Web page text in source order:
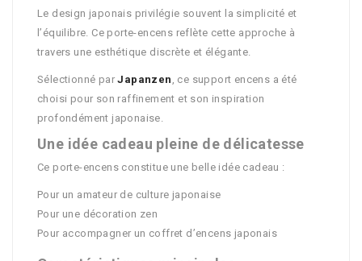
Le design japonais privilégie souvent la simplicité et
l’équilibre. Ce porte-encens reflète cette approche à
travers une esthétique discrète et élégante.
Sélectionné parJapanzen , ce support encens a été
choisi pour son raffinement et son inspiration
profondément japonaise.
Une idée cadeau pleine de délicatesse
Ce porte-encens constitue une belle idée cadeau :
Pour un amateur de culture japonaise
Pour une décoration zen
Pour accompagner un coffret d’encens japonais